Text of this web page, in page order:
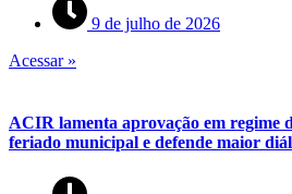
9 de julho de 2026
Acessar »
ACIR lamenta aprovação em regime
feriado municipal e defende maior